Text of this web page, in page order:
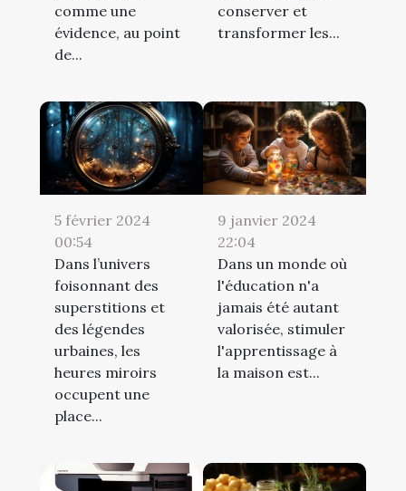
comme une
évidence, au point
de...
conserver et
transformer les...
5 février 2024
00:54
Dans l’univers
foisonnant des
superstitions et
des légendes
urbaines, les
heures miroirs
occupent une
place...
9 janvier 2024
22:04
Dans un monde où
l'éducation n'a
jamais été autant
valorisée, stimuler
l'apprentissage à
la maison est...